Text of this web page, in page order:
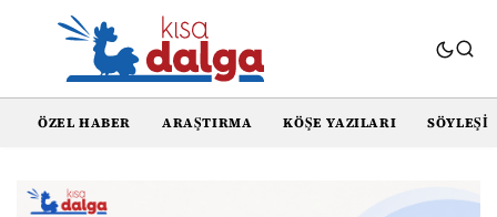
ÖZEL HABER ARAŞTIRMA KÖŞE YAZILARI SÖYLEŞI